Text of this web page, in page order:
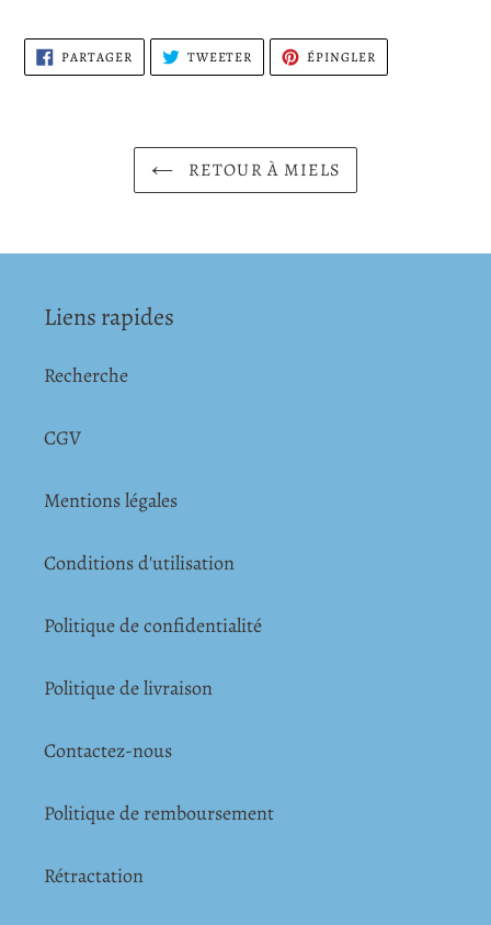
PARTAGER PARTAGER
SUR
FACEBOOK
TWEETER TWEETER
TWITTER
ÉPINGLER
PINTEREST
RETOUR À MIELS
Liens rapides
Recherche
CGV
Mentions légales
Conditions d'utilisation
Politique de confidentialité
Politique de livraison
Contactez-nous
Politique de remboursement
Rétractation